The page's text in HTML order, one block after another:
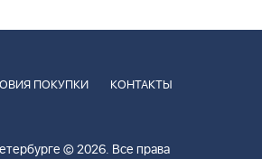
ПОКУПКИ КОНТАКТЫ
© 2026. Все права